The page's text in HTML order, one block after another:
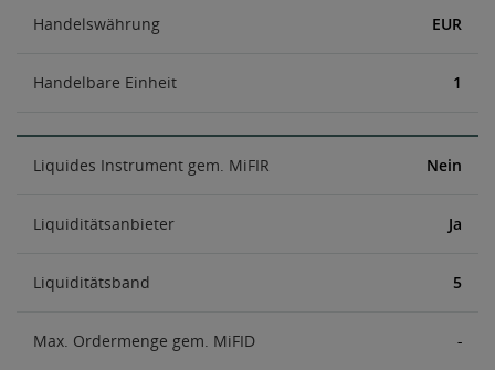
Handelswährung EUR
Handelbare Einheit 1
Liquides Instrument gem. MiFIR Nein
Liquiditätsanbieter Ja
Liquiditätsband 5
Max. Ordermenge gem. MiFID -